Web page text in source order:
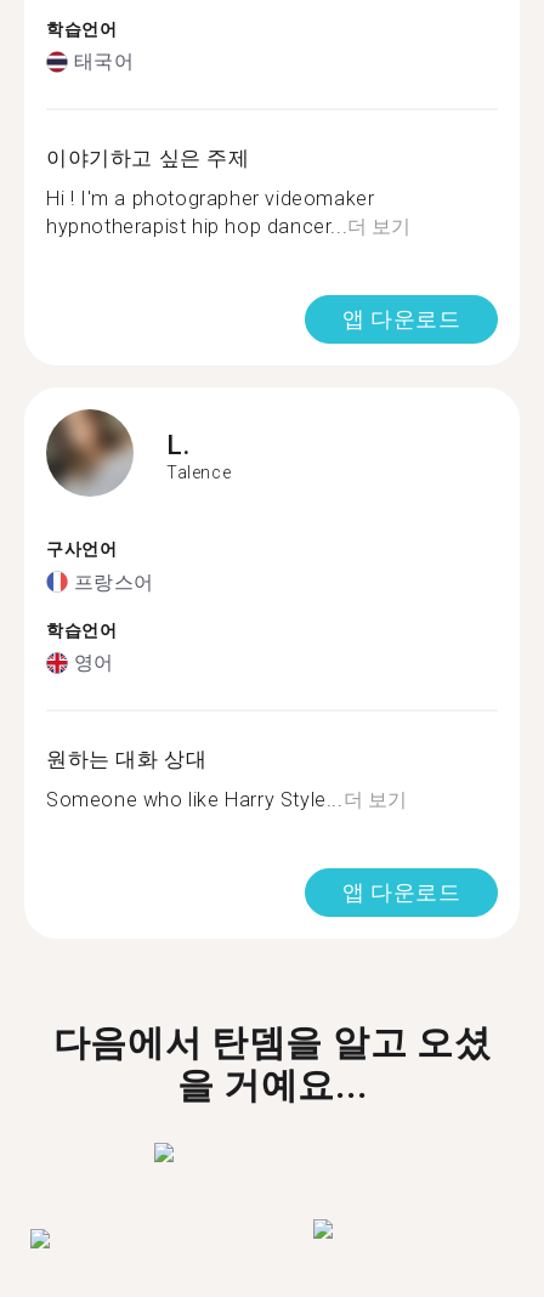
학습언어
태국어
이야기하고 싶은 주제
Hi ! I'm a photographer videomaker
hypnotherapist hip hop dancer...더 보기
앱 다운로드
L.
Talence
구사언어
프랑스어
학습언어
영어
원하는 대화 상대
Someone who like Harry Style...더 보기
앱 다운로드
다음에서 탄뎀을 알고 오셨
을 거예요...